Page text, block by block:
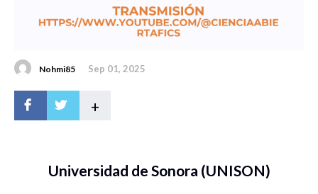
Nohmi85 Sep 01, 2025
+
Universidad de Sonora (UNISON)